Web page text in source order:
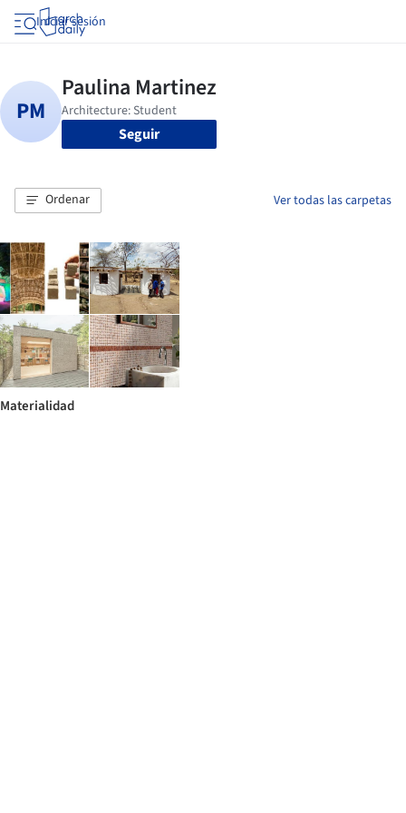
Iniciar sesión
Seguir
Ordenar Ver todas las carpetas
Materialidad